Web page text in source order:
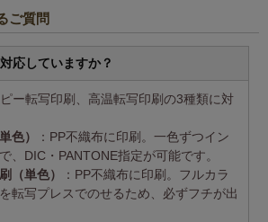
ご質問
応していますか？
ー転写印刷、高温転写印刷の3種類に対
色）
：PP不織布に印刷。一色ずつイン
、DIC・PANTONE指定が可能です。
（単色）
：PP不織布に印刷。フルカラ
転写プレスでのせるため、必ずフチが出